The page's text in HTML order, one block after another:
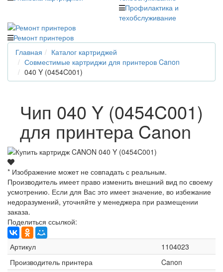
Профилактика и
техобслуживание
Ремонт принтеров
Главная
Каталог картриджей
Совместимые картриджи для принтеров Canon
040 Y (0454C001)
Чип 040 Y (0454C001)
для принтера Canon
* Изображение может не совпадать с реальным.
Производитель имеет право изменить внешний вид по своему
усмотрению. Если для Вас это имеет значение, во избежание
недоразумений, уточняйте у менеджера при размещении
заказа.
Поделиться ссылкой:
Артикул
1104023
Производитель принтера
Canon